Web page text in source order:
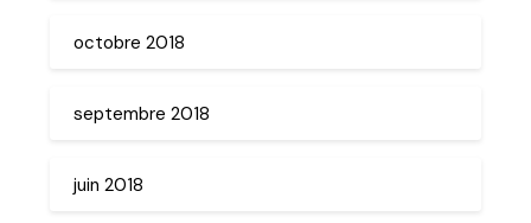
octobre 2018
septembre 2018
juin 2018